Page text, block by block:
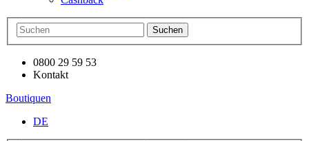
Suchen
0800 29 59 53
Kontakt
Boutiquen
DE